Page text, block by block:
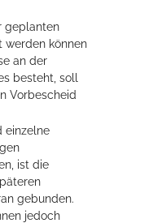
Standort für Events
geplanten
werden können
an der
besteht, soll
Vorbescheid
einzelne
ist die
gebunden.
jedoch